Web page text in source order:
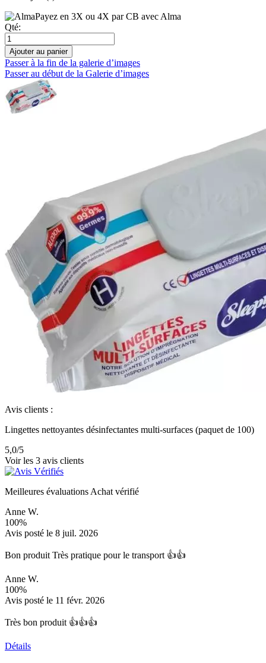
Payez en 3X ou 4X par CB avec Alma
Qté:
Ajouter au panier
Passer à la fin de la galerie d’images
Passer au début de la Galerie d’images
Avis clients :
Lingettes nettoyantes désinfectantes multi-surfaces (paquet de 100)
5,0/5
Voir les 3 avis clients
Meilleures évaluations Achat vérifié
Anne W.
100%
Avis posté le 8 juil. 2026
Bon produit Très pratique pour le transport 👍👍
Anne W.
100%
Avis posté le 11 févr. 2026
Très bon produit 👍👍👍
Détails